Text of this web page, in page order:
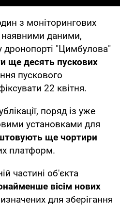
з моніторингових
наявними даними,
"Цимбулова"
ще десять пускових
пускового
22 квітня.
поряд із уже
установками для
ще чортири
платформ.
частині об'єкта
вісім нових
для зберігання